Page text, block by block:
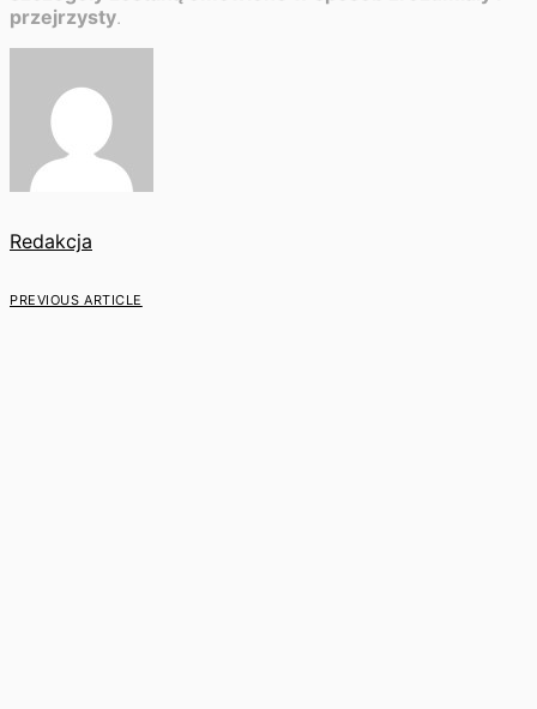
przejrzysty.
Redakcja
PREVIOUS ARTICLE